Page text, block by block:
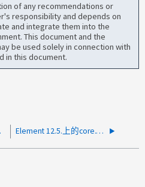
of any recommendations or
responsibility and depends on
and integrate them into the
This document and the
be used solely in connection with
in this document.
Element 12.5.上的core.VSRPCServ